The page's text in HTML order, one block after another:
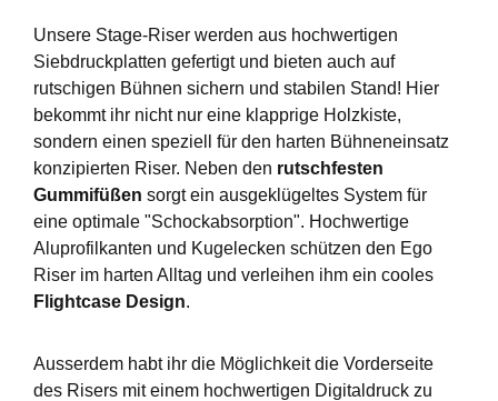
Unsere Stage-Riser werden aus hochwertigen
Siebdruckplatten gefertigt und bieten auch auf
rutschigen Bühnen sichern und stabilen Stand! Hier
bekommt ihr nicht nur eine klapprige Holzkiste,
sondern einen speziell für den harten Bühneneinsatz
konzipierten Riser. Neben den rutschfesten
Gummifüßen sorgt ein ausgeklügeltes System für
eine optimale "Schockabsorption". Hochwertige
Aluprofilkanten und Kugelecken schützen den Ego
Riser im harten Alltag und verleihen ihm ein cooles
Flightcase Design.
Ausserdem habt ihr die Möglichkeit die Vorderseite
des Risers mit einem hochwertigen Digitaldruck zu